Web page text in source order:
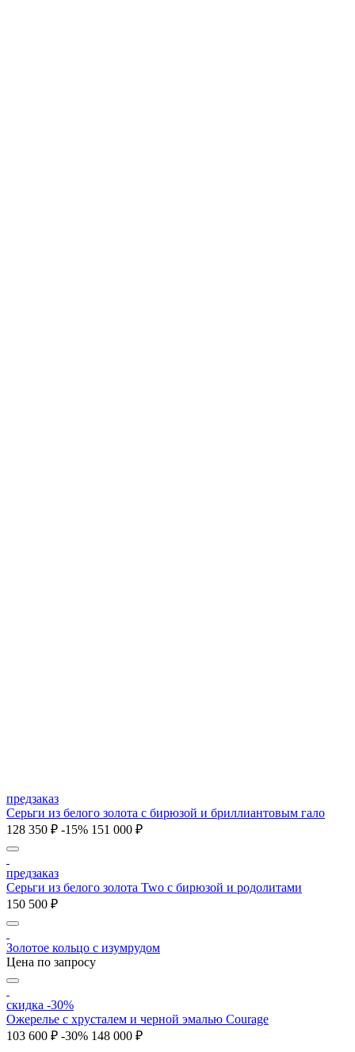
предзаказ
Серьги из белого золота с бирюзой и бриллиантовым гало
128 350 ₽ -15% 151 000 ₽
предзаказ
Серьги из белого золота Two с бирюзой и родолитами
150 500 ₽
Золотое кольцо с изумрудом
Цена по запросу
скидка -30%
Ожерелье с хрусталем и черной эмалью Courage
103 600 ₽ -30% 148 000 ₽